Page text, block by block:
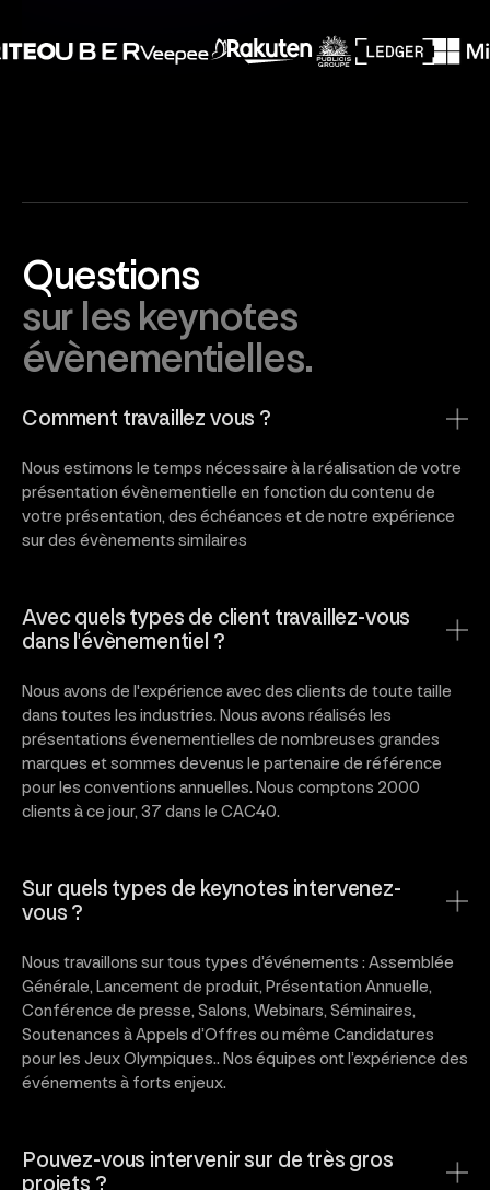
Questions
sur les keynotes
évènementielles.
Comment travaillez vous ?
Nous estimons le temps nécessaire à la réalisation de votre
présentation évènementielle en fonction du contenu de
votre présentation, des échéances et de notre expérience
sur des évènements similaires
Avec quels types de client travaillez-vous
dans l'évènementiel ?
Nous avons de l'expérience avec des clients de toute taille
dans toutes les industries. Nous avons réalisés les
présentations évenementielles de nombreuses grandes
marques et sommes devenus le partenaire de référence
pour les conventions annuelles. Nous comptons 2000
clients à ce jour, 37 dans le CAC40.
Sur quels types de keynotes intervenez-
vous ?
Nous travaillons sur tous types d’événements : Assemblée
Générale, Lancement de produit, Présentation Annuelle,
Conférence de presse, Salons, Webinars, Séminaires,
Soutenances à Appels d’Offres ou même Candidatures
pour les Jeux Olympiques.. Nos équipes ont l’expérience des
événements à forts enjeux.
Pouvez-vous intervenir sur de très gros
projets ?